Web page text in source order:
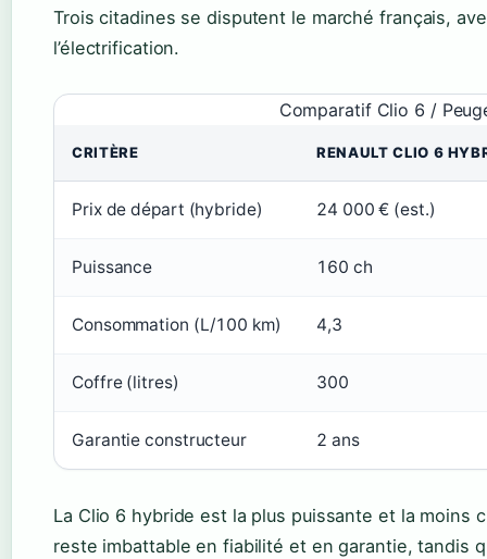
Trois citadines se disputent le marché français,
l’électrification.
Comparatif Clio 6 /
CRITÈRE RENAULT CLIO 6
Prix de départ (hybride) 24 000 € (est.)
Puissance 160 ch
Consommation (L/100 km) 4,3
Coffre (litres) 300
Garantie constructeur 2 ans
La Clio 6 hybride est la plus puissante et la moins
reste imbattable en fiabilité et en garantie, tandis